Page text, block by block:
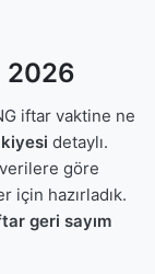
2026
iftar vaktine ne
detaylı.
verilere göre
için hazırladık.
geri sayım